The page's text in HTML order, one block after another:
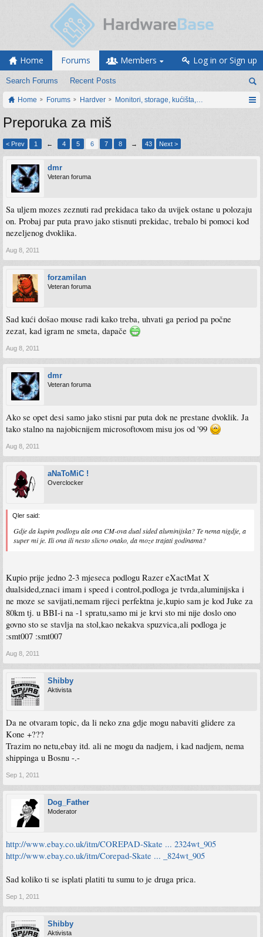
Home Forums
Search Forums Recent Posts
Members Log in or Sign up
Home Forums Hardver Monitori, storage, kućišta, periferija
Preporuka za miš
< Prev 1 ← 4 5 6 7 8 → 43 Next >
dmr
Veteran foruma
Sa uljem mozes zeznuti rad prekidaca tako da uvijek ostane u polozaju
on. Probaj par puta pravo jako stisnuti prekidac, trebalo bi pomoci kod
nezeljenog dvoklika.
Aug 8, 2011
forzamilan
Veteran foruma
Sad kući došao mouse radi kako treba, uhvati ga period pa počne
zezat, kad igram ne smeta, dapače
Aug 8, 2011
dmr
Veteran foruma
Ako se opet desi samo jako stisni par puta dok ne prestane dvoklik. Ja
tako stalno na najobicnijem microsoftovom misu jos od '99
Aug 8, 2011
aNaToMiC !
Overclocker
Qler said:
Gdje da kupim podlogu ala ona CM-ova dual sided aluminijska? Te nema nigdje, a
super mi je. Ili ona ili nesto slicno onako, da moze trajati godinama?
Kupio prije jedno 2-3 mjeseca podlogu Razer eXactMat X
dualsided,znaci imam i speed i control,podloga je tvrda,aluminijska i
ne moze se savijati,nemam rijeci perfektna je,kupio sam je kod Juke za
80km tj. u BBI-i na -1 spratu,samo mi je krvi sto mi nije doslo ono
govno sto se stavlja na stol,kao nekakva spuzvica,ali podloga je
:smt007 :smt007
Aug 8, 2011
Shibby
Aktivista
Da ne otvaram topic, da li neko zna gdje mogu nabaviti glidere za
Kone +???
Trazim no netu,ebay itd. ali ne mogu da nadjem, i kad nadjem, nema
shippinga u Bosnu -.-
Sep 1, 2011
Dog_Father
Moderator
http://www.ebay.co.uk/itm/COREPAD-Skate ... 2324wt_905
http://www.ebay.co.uk/itm/Corepad-Skate ... _824wt_905
Sad koliko ti se isplati platiti tu sumu to je druga prica.
Sep 1, 2011
Shibby
Aktivista